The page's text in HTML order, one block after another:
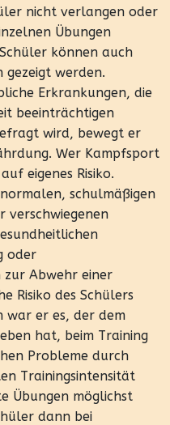
nicht verlangen oder
Übungen
können auch
gezeigt werden.
Erkrankungen, die
beeinträchtigen
wird, bewegt er
Wer Kampfsport
eigenes Risiko.
schulmäßigen
verschwiegenen
oder
zur Abwehr einer
Risiko des Schülers
war er es, der dem
hat, beim Training
Probleme durch
Trainingsintensität
Übungen möglichst
dann bei